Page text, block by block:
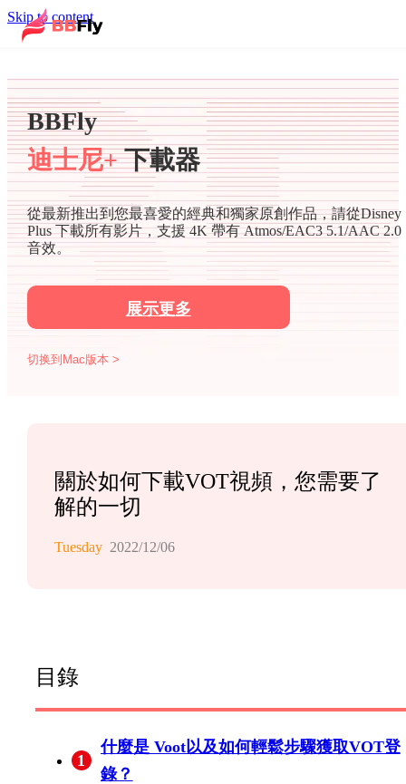
Skip to content
BBFly
迪士尼+下載器
從最新推出到您最喜愛的經典和獨家原創作品，請從Disney
Plus 下載所有影片，支援 4K 帶有 Atmos/EAC3 5.1/AAC 2.0
音效。
展示更多
切换到Mac版本 >
關於如何下載VOT視頻，您需要了
解的一切
Tuesday 2022/12/06
目錄
1
什麼是 Voot以及如何輕鬆步驟獲取VOT登
錄？